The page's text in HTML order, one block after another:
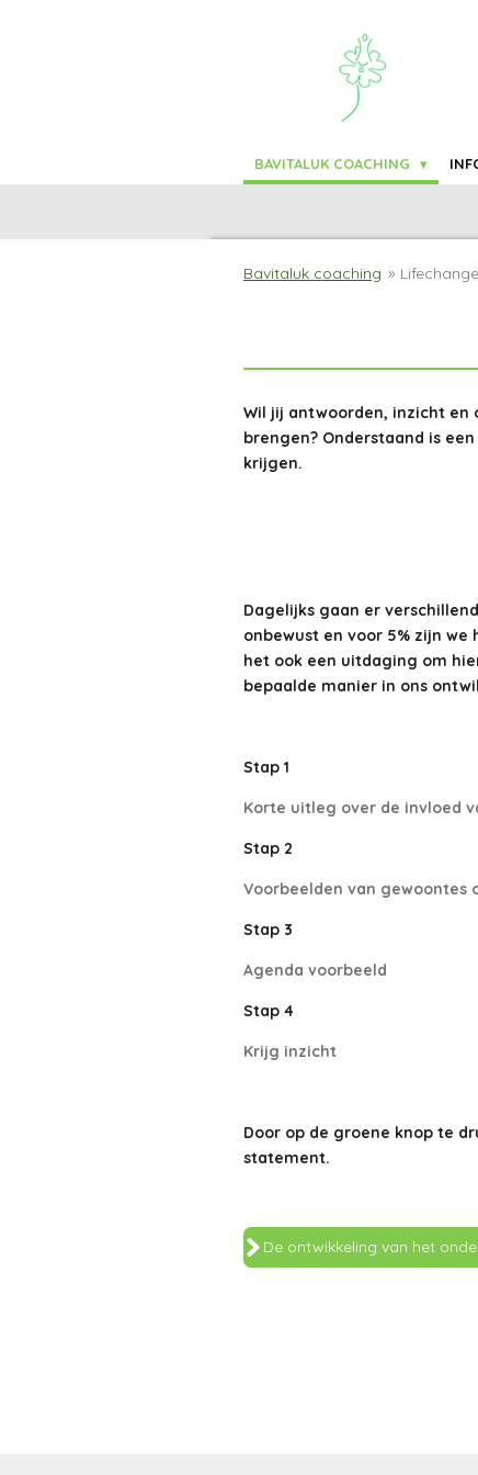
BAVITALUK COACHING
Bavitaluk coaching »
Wil jij antwoorden, inzicht en
brengen? Onderstaand is
krijgen.
Dagelijks gaan er
onbewust en voor 5% zijn
het ook een uitdaging om
bepaalde manier in ons
Stap 1
Korte uitleg over de invloed
Stap 2
Voorbeelden van gewoontes
Stap 3
Agenda voorbeeld
Stap 4
Krijg inzicht
Door op de groene knop te
statement.
De ontwikkeling van het